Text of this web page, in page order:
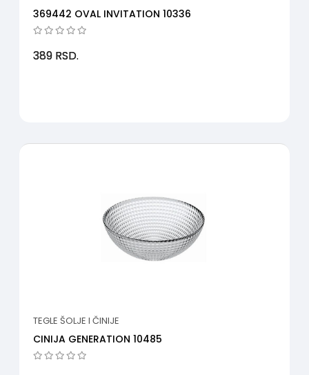
369442 OVAL INVITATION 10336
389 RSD.
TEGLE ŠOLJE I ČINIJE
CINIJA GENERATION 10485